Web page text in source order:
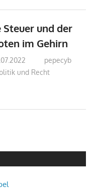
Steuer und der
im Gehirn
pepecyb
und Recht